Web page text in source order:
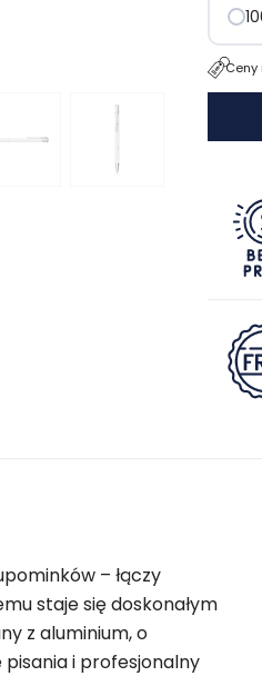
Ceny
– łączy
staje się doskonałym
z aluminium, o
pisania i profesjonalny